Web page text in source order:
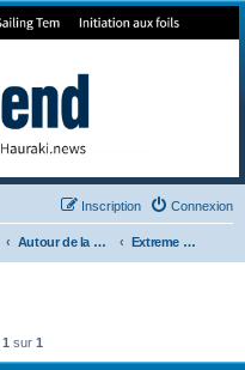
Connexion
Inscription
Autour de la Cup Extreme Sailing Series
1 sur 1